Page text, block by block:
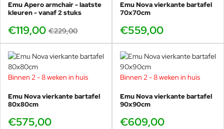
Specialist in EMU met veel showroomopstellingen,
Vaak de snelste levering
Grote voorraad = snel schakelen, juist als het seizoen
Emu Apero armchair - laatste
kleuren - vanaf 2 stuks
€119,00 €229,00
Emu Nova vierkante bartafel
70x70cm
€559,00
Binnen 2 - 8 weken in huis
Emu Nova vierkante bartafel
80x80cm
€575,00
Binnen 2 - 8 weken in huis
Emu Nova vierkante bartafel
90x90cm
€609,00